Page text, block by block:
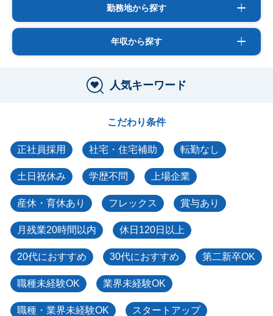
勤務地から探す
年収から探す
人気キーワード
こだわり条件
正社員採用 社宅・住宅補助 転勤なし
土日祝休み 学歴不問 上場企業
産休・育休あり フレックス 賞与あり
月残業20時間以内 休日120日以上
20代におすすめ 30代におすすめ 第二新卒OK
職種未経験OK 業界未経験OK
職種・業界未経験OK スタートアップ